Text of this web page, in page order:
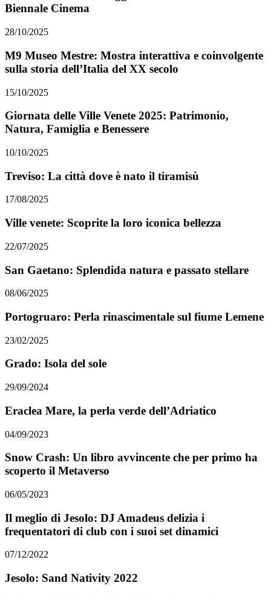
Biennale Cinema
28/10/2025
M9 Museo Mestre: Mostra interattiva e coinvolgente
sulla storia dell’Italia del XX secolo
15/10/2025
Giornata delle Ville Venete 2025: Patrimonio,
Natura, Famiglia e Benessere
10/10/2025
Treviso: La città dove è nato il tiramisù
17/08/2025
Ville venete: Scoprite la loro iconica bellezza
22/07/2025
San Gaetano: Splendida natura e passato stellare
08/06/2025
Portogruaro: Perla rinascimentale sul fiume Lemene
23/02/2025
Grado: Isola del sole
29/09/2024
Eraclea Mare, la perla verde dell’Adriatico
04/09/2023
Snow Crash: Un libro avvincente che per primo ha
scoperto il Metaverso
06/05/2023
Il meglio di Jesolo: DJ Amadeus delizia i
frequentatori di club con i suoi set dinamici
07/12/2022
Jesolo: Sand Nativity 2022